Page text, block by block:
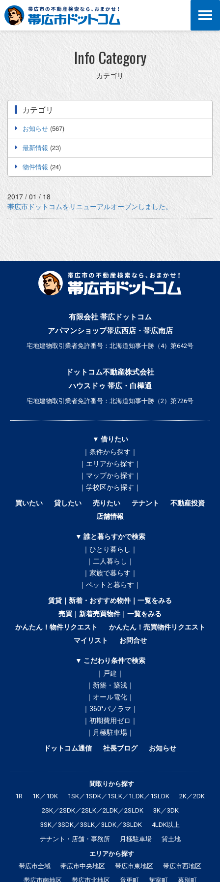
Info Category
カテゴリ
カテゴリ
お知らせ (567)
最新情報 (23)
物件情報 (24)
2017 / 01 / 18
帯広市ドットコムをリニューアルオープンしました。
有限会社 帯広ドットコム
アパマンショップ帯広西店・帯広南店
宅地建物取引業者免許番号：北海道知事十勝（4）第642号
ドットコム不動産株式会社
ハウスドゥ 帯広・白樺通
宅地建物取引業者免許番号：北海道知事十勝（2）第726号
▼ 借りたい
｜条件から探す｜
｜エリアから探す｜
｜マップから探す｜
｜学校区から探す｜
買いたい
貸したい 売りたい テナント
不動産投資
店舗情報
▼ 誰と暮らすかで検索
｜ひとり暮らし｜
｜二人暮らし｜
｜家族で暮らす｜
｜ペットと暮らす｜
賃貸｜新着・おすすめ物件｜一覧をみる
売買｜新着売買物件｜一覧をみる
かんたん！物件リクエスト
かんたん！売買物件リクエスト
マイリスト
お問合せ
▼ こだわり条件で検索
｜戸建｜
｜新築・築浅｜
｜オール電化｜
｜360°パノラマ｜
｜初期費用ゼロ｜
｜月極駐車場｜
ドットコム通信
社長ブログ お知らせ
間取りから探す
1R
1K／1DK 1SK／1SDK／1SLK／1LDK／1SLDK
2K／2DK
2SK／2SDK／2SLK／2LDK／2SLDK
3K／3DK
3SK／3SDK／3SLK／3LDK／3SLDK
4LDK以上
テナント・店舗・事務所
月極駐車場
貸土地
エリアから探す
帯広市全域
帯広市中央地区 帯広市東地区
帯広市西地区
帯広市南地区
帯広市北地区 音更町 芽室町 幕別町